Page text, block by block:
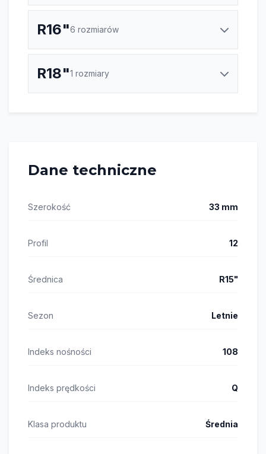
R16"6 rozmiarów
R18"1 rozmiary
Dane techniczne
Szerokość 33 mm
Profil 12
Średnica R15"
Sezon Letnie
Indeks nośności 108
Indeks prędkości Q
Klasa produktu Średnia